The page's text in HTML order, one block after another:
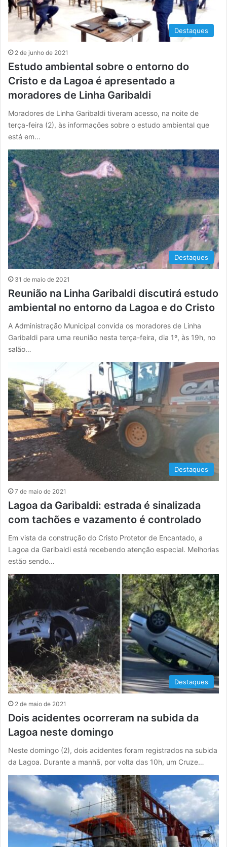
Destaques
2 de junho de 2021
Estudo ambiental sobre o entorno do
Cristo e da Lagoa é apresentado a
moradores de Linha Garibaldi
Moradores de Linha Garibaldi tiveram acesso, na noite de
terça-feira (2), às informações sobre o estudo ambiental que
está em…
Destaques
31 de maio de 2021
Reunião na Linha Garibaldi discutirá estudo
ambiental no entorno da Lagoa e do Cristo
A Administração Municipal convida os moradores de Linha
Garibaldi para uma reunião nesta terça-feira, dia 1º, às 19h, no
salão…
Destaques
7 de maio de 2021
Lagoa da Garibaldi: estrada é sinalizada
com tachões e vazamento é controlado
Em vista da construção do Cristo Protetor de Encantado, a
Lagoa da Garibaldi está recebendo atenção especial. Melhorias
estão sendo…
Destaques
2 de maio de 2021
Dois acidentes ocorreram na subida da
Lagoa neste domingo
Neste domingo (2), dois acidentes foram registrados na subida
da Lagoa. Durante a manhã, por volta das 10h, um Cruze…